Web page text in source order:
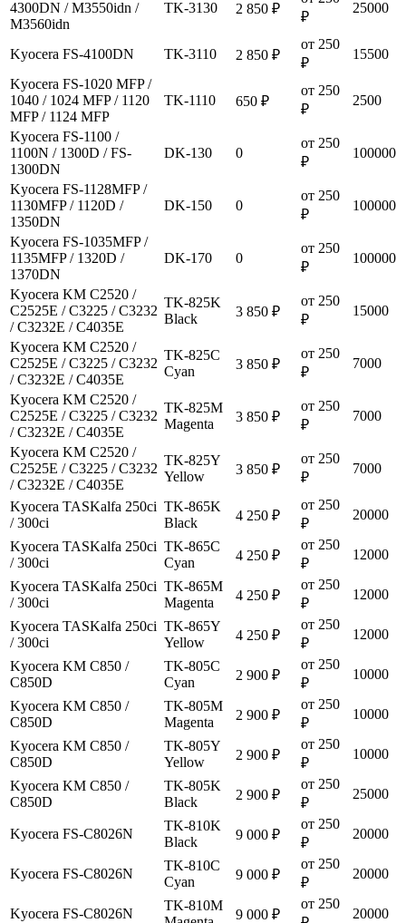
4300DN / M3550idn /
M3560idn
TK-3130 2 850 ₽
₽
25000
Kyocera FS-4100DN TK-3110 2 850 ₽
от 250
₽
15500
Kyocera FS-1020 MFP /
1040 / 1024 MFP / 1120
MFP / 1124 MFP
TK-1110 650 ₽
от 250
₽
2500
Kyocera FS-1100 /
1100N / 1300D / FS-
1300DN
DK-130 0
от 250
₽
100000
Kyocera FS-1128MFP /
1130MFP / 1120D /
1350DN
DK-150 0
от 250
₽
100000
Kyocera FS-1035MFP /
1135MFP / 1320D /
1370DN
DK-170 0
от 250
₽
100000
Kyocera KM C2520 /
C2525E / C3225 / C3232
/ C3232E / C4035E
TK-825K
Black
3 850 ₽
от 250
₽
15000
Kyocera KM C2520 /
C2525E / C3225 / C3232
/ C3232E / C4035E
TK-825C
Cyan
3 850 ₽
от 250
₽
7000
Kyocera KM C2520 /
C2525E / C3225 / C3232
/ C3232E / C4035E
TK-825M
Magenta
3 850 ₽
от 250
₽
7000
Kyocera KM C2520 /
C2525E / C3225 / C3232
/ C3232E / C4035E
TK-825Y
Yellow
3 850 ₽
от 250
₽
7000
Kyocera TASKalfa 250ci
/ 300ci
TK-865K
Black
4 250 ₽
от 250
₽
20000
Kyocera TASKalfa 250ci
/ 300ci
TK-865C
Cyan
4 250 ₽
от 250
₽
12000
Kyocera TASKalfa 250ci
/ 300ci
TK-865M
Magenta
4 250 ₽
от 250
₽
12000
Kyocera TASKalfa 250ci
/ 300ci
TK-865Y
Yellow
4 250 ₽
от 250
₽
12000
Kyocera KM C850 /
C850D
TK-805C
Cyan
2 900 ₽
от 250
₽
10000
Kyocera KM C850 /
C850D
TK-805M
Magenta
2 900 ₽
от 250
₽
10000
Kyocera KM C850 /
C850D
TK-805Y
Yellow
2 900 ₽
от 250
₽
10000
Kyocera KM C850 /
C850D
TK-805K
Black
2 900 ₽
от 250
₽
25000
Kyocera FS-C8026N
TK-810K
Black
9 000 ₽
от 250
₽
20000
Kyocera FS-C8026N
TK-810C
Cyan
9 000 ₽
от 250
₽
20000
Kyocera FS-C8026N
TK-810M
9 000 ₽
от 250
20000